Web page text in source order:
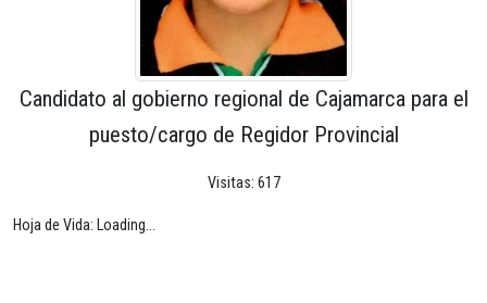
Candidato al gobierno regional de Cajamarca para el
puesto/cargo de Regidor Provincial
Visitas: 617
Hoja de Vida: Loading...